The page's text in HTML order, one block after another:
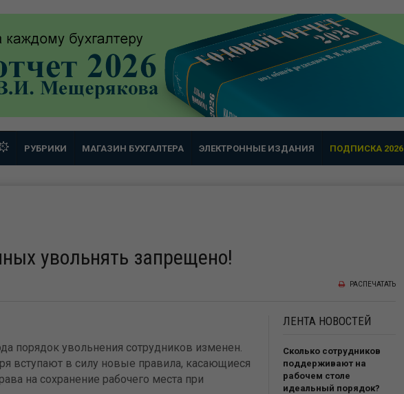
РУБРИКИ МАГАЗИН БУХГАЛТЕРА ЭЛЕКТРОННЫЕ ИЗДАНИЯ ПОДПИСКА 2026
увольнять запрещено!
РАСПЕЧАТАТЬ
порядок увольнения сотрудников изменен.
вступают в силу новые правила, касающиеся
на сохранение рабочего места при
ЛЕНТА НОВОСТЕЙ
Сколько сотрудников
поддерживают на
рабочем столе
идеальный порядок?